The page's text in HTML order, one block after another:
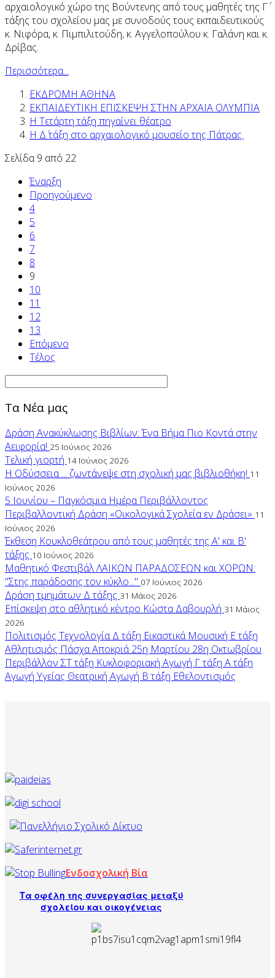
αρχαιολογικό χώρο της Βούντενης από τους μαθητές της Γ΄
τάξης του σχολείου μας με συνοδούς τους εκπαιδευτικούς
κ. Νιφόρα, κ. Πιμπιλιτούδη, κ. Αγγελοπούλου κ. Γαλάνη και κ.
Δρίβας.
Περισσότερα...
ΕΚΔΡΟΜΗ ΑΘΗΝΑ
ΕΚΠΑΙΔΕΥΤΙΚΗ ΕΠΙΣΚΕΨΗ ΣΤΗΝ ΑΡΧΑΙΑ ΟΛΥΜΠΙΑ
Η Τετάρτη τάξη πηγαίνει θέατρο
Η Δ΄ τάξη στο αρχαιολογικό μουσείο της Πάτρας.
Σελίδα 9 από 22
Έναρξη
Προηγούμενο
4
5
6
7
8
9
10
11
12
13
Επόμενο
Τέλος
Τα Νέα μας
Δράση Ανακύκλωσης Βιβλίων: Ένα Βήμα Πιο Κοντά στην
Αειφορία! 25 Ιούνιος 2026
Τελική γιορτή 14 Ιούνιος 2026
Η Οδύσσεια ... ζωντάνεψε στη σχολική μας βιβλιοθήκη! 11
Ιούνιος 2026
5 Ιουνίου – Παγκόσμια Ημέρα Περιβάλλοντος
Περιβαλλοντική Δράση «Οικολογικά Σχολεία εν Δράσει» 11
Ιούνιος 2026
Έκθεση Κουκλοθεάτρου από τους μαθητές της Α' και Β'
τάξης 10 Ιούνιος 2026
Μαθητικό Φεστιβάλ ΛΑΙΚΩΝ ΠΑΡΑΔΟΣΕΩΝ και ΧΟΡΩΝ:
"Στης παράδοσης τον κύκλο..." 07 Ιούνιος 2026
Δράση τμημάτων Δ τάξης 31 Μάιος 2026
Επίσκεψη στο αθλητικό κέντρο Κώστα Δαβουρλή 31 Μάιος
2026
Πολιτισμός ΤεχνολογίαΔ τάξη Εικαστικά Μουσική Ε τάξη
Αθλητισμός ΠάσχαΑποκριά25η Μαρτίου 28η Οκτωβρίου
Περιβάλλον ΣΤ τάξη Κυκλοφοριακή Αγωγή Γ τάξη Α τάξη
Αγωγή Υγείας Θεατρική Αγωγή Β τάξη Εθελοντισμός
Ενδοσχολική Βία
Τα οφέλη της συνεργασίας μεταξύ
σχολείου και οικογένειας